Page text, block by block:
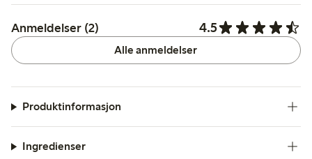
Anmeldelser (2) 4.5
Alle anmeldelser
Produktinformasjon
Ingredienser